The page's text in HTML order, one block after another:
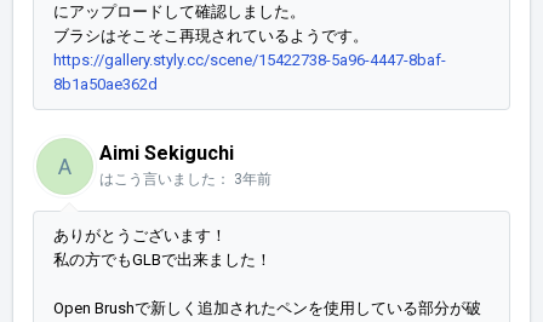
にアップロードして確認しました。
ブラシはそこそこ再現されているようです。
https://gallery.styly.cc/scene/15422738-5a96-4447-8baf-
8b1a50ae362d
A
Aimi Sekiguchi
はこう言いました： 3年前
ありがとうございます！
私の方でもGLBで出来ました！
Open Brushで新しく追加されたペンを使用している部分が破